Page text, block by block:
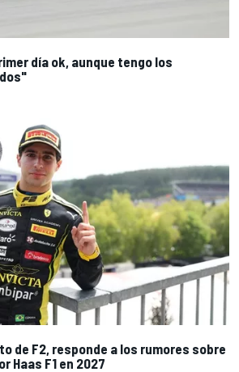
día ok, aunque tengo los
de F2, responde a los rumores sobre
Haas F1 en 2027